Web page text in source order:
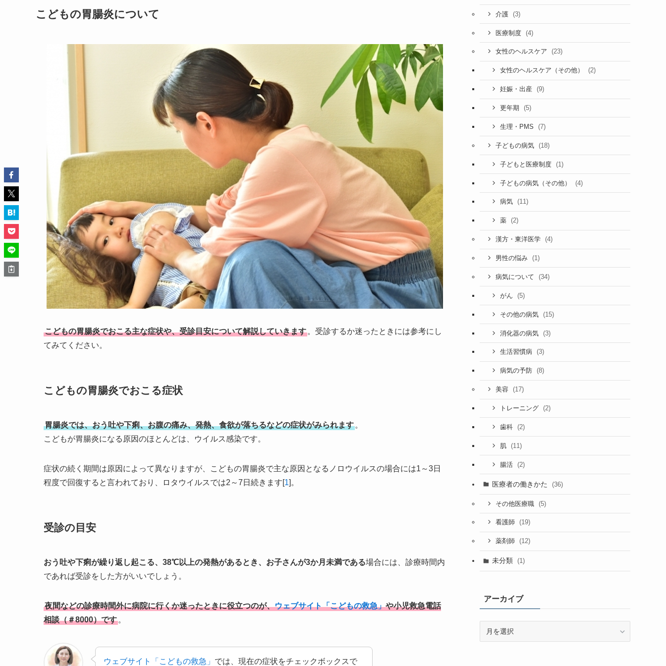
こどもの胃腸炎について
こどもの胃腸炎でおこる主な症状や、受診目安について解説していきます 。受診するか迷ったときには参考にし
てみてください。
こどもの胃腸炎でおこる症状
胃腸炎では、おう吐や下痢、お腹の痛み、発熱、食欲が落ちるなどの症状がみられます 。
こどもが胃腸炎になる原因のほとんどは、ウイルス感染です。
症状の続く期間は原因によって異なりますが、こどもの胃腸炎で主な原因となるノロウイルスの場合には1～3日
程度で回復すると言われており、ロタウイルスでは2～7日続きます[1]。
受診の目安
おう吐や下痢が繰り返し起こる、38℃以上の発熱があるとき、お子さんが3か月未満である場合には、診療時間内
であれば受診をした方がいいでしょう。
夜間などの診療時間外に病院に行くか迷ったときに役立つのが、ウェブサイト「こどもの救急」や小児救急電話
相談（＃8000）です 。
ウェブサイト「こどもの救急」 では、現在の症状をチェックボックスで
介護 (3)
医療制度 (4)
女性のヘルスケア (23)
女性のヘルスケア（その他） (2)
妊娠・出産 (9)
更年期 (5)
生理・PMS (7)
子どもの病気 (18)
子どもと医療制度 (1)
子どもの病気（その他） (4)
病気 (11)
薬 (2)
漢方・東洋医学 (4)
男性の悩み (1)
病気について (34)
がん (5)
その他の病気 (15)
消化器の病気 (3)
生活習慣病 (3)
病気の予防 (8)
美容 (17)
トレーニング (2)
歯科 (2)
肌 (11)
腸活 (2)
医療者の働きかた (36)
その他医療職 (5)
看護師 (19)
薬剤師 (12)
未分類 (1)
アーカイブ